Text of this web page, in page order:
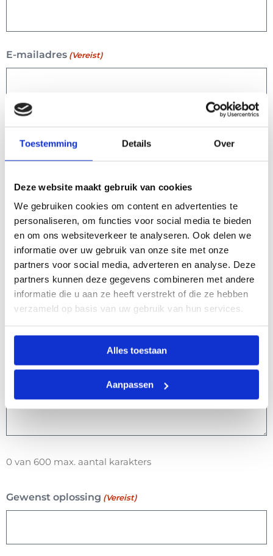
Toestemming Details Over
Deze website maakt gebruik van cookies
We gebruiken cookies om content en advertenties te
personaliseren, om functies voor social media te bieden
en om ons websiteverkeer te analyseren. Ook delen we
informatie over uw gebruik van onze site met onze
partners voor social media, adverteren en analyse. Deze
partners kunnen deze gegevens combineren met andere
informatie die u aan ze heeft verstrekt of die ze hebben
verzameld op basis van uw gebruik van hun services.
Alles toestaan
Aanpassen
E-mailadres (Vereist)
Over welk product gaat je vraag?
Waar heb je het product gekocht? (Vereist)
Aankoopdatum (Vereist)
DD
dash
MM
Bericht (Vereist)
0 van 600 max. aantal karakters
Gewenst oplossing (Vereist)